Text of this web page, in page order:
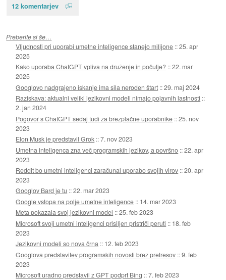
12 komentarjev
Preberite si še…
Vljudnosti pri uporabi umetne inteligence stanejo milijone ::25. apr
2025
Kako uporaba ChatGPT vpliva na druženje in počutje? ::22. mar
2025
Googlovo nadgrajeno iskanje ima sila neroden štart ::29. maj 2024
Raziskava: aktualni veliki jezikovni modeli nimajo pojavnih lastnosti ::
2. jan 2024
Pogovor s ChatGPT sedaj tudi za brezplačne uporabnike ::25. nov
2023
Elon Musk je predstavil Grok ::7. nov 2023
Umetna inteligenca zna več programskih jezikov, a površno ::22. apr
2023
Reddit bo umetni inteligenci zaračunal uporabo svojih virov ::20. apr
2023
Googlov Bard je tu ::22. mar 2023
Google vstopa na polje umetne inteligence :: 14. mar 2023
Meta pokazala svoj jezikovni model ::25. feb 2023
Microsoft svoji umetni inteligenci prisiljen pristriči peruti :: 18. feb
2023
Jezikovni modeli so nova črna :: 12. feb 2023
Googlova predstavitev programskih novosti brez pretresov ::9. feb
2023
Microsoft uradno predstavil z GPT podprt Bing ::7. feb 2023